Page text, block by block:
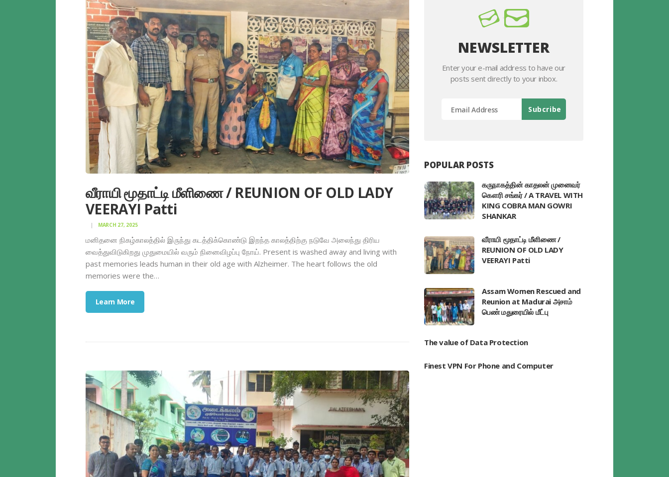
வீராயி மூதாட்டி மீளிணை / REUNION OF OLD LADY
VEERAYI Patti
MARCH 27, 2025
மனிதனை நிகழ்காலத்தில் இருந்து கடத்திக்கொண்டு இறந்த காலத்திற்கு நடுவே அலைந்து திரிய
வைத்துவிடுகிறது முதுமையில் வரும் நினைவிழப்பு நோய். Present is washed away and living with
past memories leads human in their old age with Alzheimer. The heart follows the old
memories were the…
Learn More
NEWSLETTER
Enter your e-mail address to have our
posts sent directly to your inbox.
POPULAR POSTS
கருநாகத்தின் காதலன் முனைவர்
கௌரி சங்கர் / A TRAVEL WITH
KING COBRA MAN GOWRI
SHANKAR
வீராயி மூதாட்டி மீளிணை /
REUNION OF OLD LADY
VEERAYI Patti
Assam Women Rescued and
Reunion at Madurai அசாம்
பெண் மதுரையில் மீட்பு
The value of Data Protection
Finest VPN For Phone and Computer